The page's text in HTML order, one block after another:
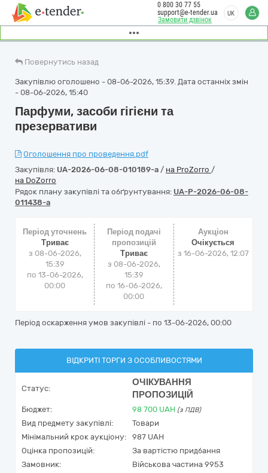
Замовити дзвінок
0 800 30 77 55
support@e-tender.ua
UK
Повернутись назад
Закупівлю оголошено - 08-06-2026, 15:39. Дата останніх змін
- 08-06-2026, 15:40
Парфуми, засоби гігієни та
презервативи
Оголошення про проведення.pdf
Закупівля: UA-2026-06-08-010189-a / на ProZorro /
на DoZorro
Рядок плану закупівлі та обґрунтування: UA-P-2026-06-08-
011438-a
Період уточнень
Триває
з 08-06-2026,
15:39
по 13-06-2026,
00:00
Період подачі
пропозицій
Триває
з 08-06-2026,
15:39
по 16-06-2026,
00:00
Аукціон
Очікується
з 16-06-2026, 12:07
Період оскарження умов закупівлі - по 13-06-2026, 00:00
ВІДКРИТІ ТОРГИ З ОСОБЛИВОСТЯМИ
Статус:
ОЧІКУВАННЯ
ПРОПОЗИЦІЙ
Бюджет: 98 700 UAH (з ПДВ)
Вид предмету закупівлі:
Товари
Мінімальний крок аукціону:
987 UAH
Оцінка пропозицій:
За вартістю придбання
Замовник:
Військова частина 9953